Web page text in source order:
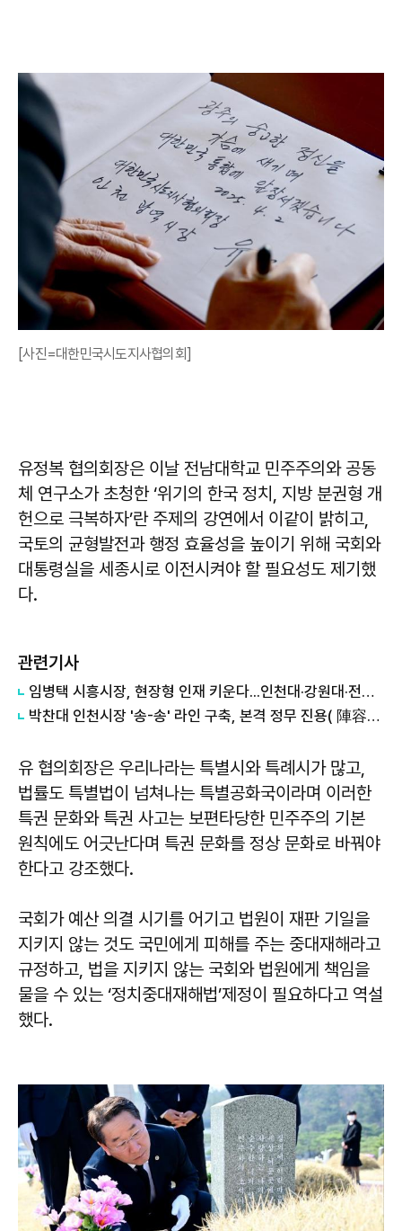
[사진=대한민국시도지사협의회]
유정복 협의회장은 이날 전남대학교 민주주의와 공동
체 연구소가 초청한 ‘위기의 한국 정치, 지방 분권형 개
헌으로 극복하자’란 주제의 강연에서 이같이 밝히고,
국토의 균형발전과 행정 효율성을 높이기 위해 국회와
대통령실을 세종시로 이전시켜야 할 필요성도 제기했
다.
관련기사
임병택 시흥시장, 현장형 인재 키운다...인천대·강원대·전남대 등 학생 시흥서 바이오 실습
박찬대 인천시장 '송-송' 라인 구축, 본격 정무 진용( 陣容) 갖추기 나서
유 협의회장은 우리나라는 특별시와 특례시가 많고,
법률도 특별법이 넘쳐나는 특별공화국이라며 이러한
특권 문화와 특권 사고는 보편타당한 민주주의 기본
원칙에도 어긋난다며 특권 문화를 정상 문화로 바꿔야
한다고 강조했다.
국회가 예산 의결 시기를 어기고 법원이 재판 기일을
지키지 않는 것도 국민에게 피해를 주는 중대재해라고
규정하고, 법을 지키지 않는 국회와 법원에게 책임을
물을 수 있는 ‘정치중대재해법’제정이 필요하다고 역설
했다.